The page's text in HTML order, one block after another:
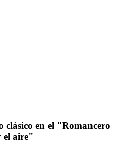
clásico en el "Romancero
el aire"